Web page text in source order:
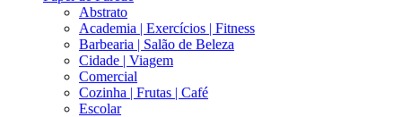
Abstrato
Academia | Exercícios | Fitness
Barbearia | Salão de Beleza
Cidade | Viagem
Comercial
Cozinha | Frutas | Café
Escolar